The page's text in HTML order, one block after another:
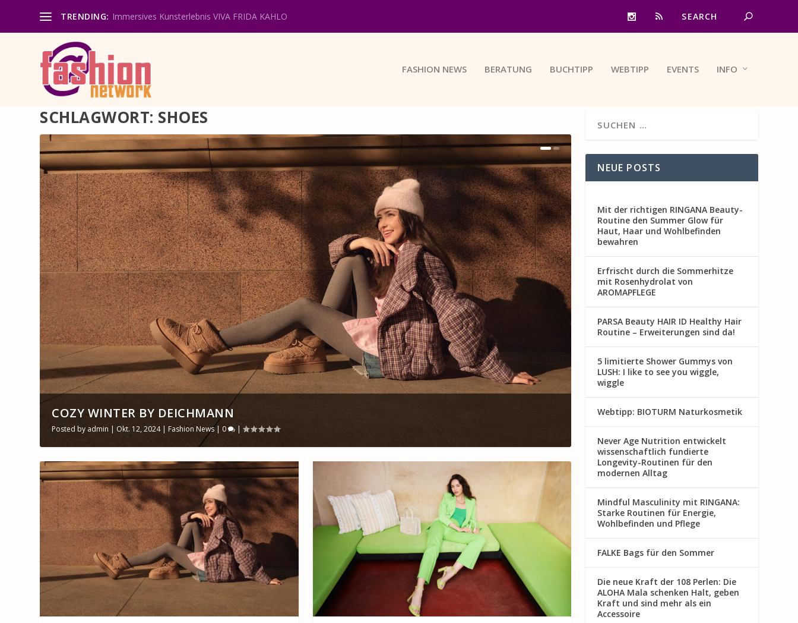
TRENDING: Immersives Kunsterlebnis VIVA FRIDA KAHLO
FASHION NEWS BERATUNG BUCHTIPP WEBTIPP EVENTS INFO
SCHLAGWORT: SHOES
COZY WINTER BY DEICHMANN
Posted by admin | Okt. 12, 2024|Fashion News| 0 |
NEUE POSTS
Mit der richtigen RINGANA Beauty-
Routine den Summer Glow für
Haut, Haar und Wohlbefinden
bewahren
Erfrischt durch die Sommerhitze
mit Rosenhydrolat von
AROMAPFLEGE
PARSA Beauty HAIR ID Healthy Hair
Routine – Erweiterungen sind da!
5 limitierte Shower Gummys von
LUSH: I like to see you wiggle,
wiggle
Webtipp: BIOTURM Naturkosmetik
Never Age Nutrition entwickelt
wissenschaftlich fundierte
Longevity-Routinen für den
modernen Alltag
Mindful Masculinity mit RINGANA:
Starke Routinen für Energie,
Wohlbefinden und Pflege
FALKE Bags für den Sommer
Die neue Kraft der 108 Perlen: Die
ALOHA Mala schenken Halt, geben
Kraft und sind mehr als ein
Accessoire